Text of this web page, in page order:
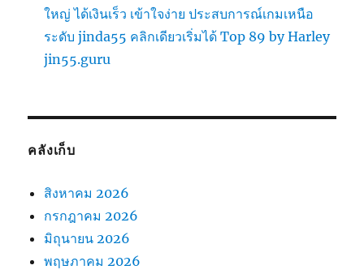
ใหญ่ ได้เงินเร็ว เข้าใจง่าย ประสบการณ์เกมเหนือ
ระดับ jinda55 คลิกเดียวเริ่มได้ Top 89 by Harley
jin55.guru
คลังเก็บ
สิงหาคม 2026
กรกฎาคม 2026
มิถุนายน 2026
พฤษภาคม 2026